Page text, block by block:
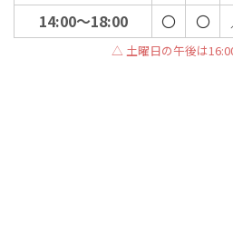
14:00～18:00
〇 〇
△ 土曜日の午後は